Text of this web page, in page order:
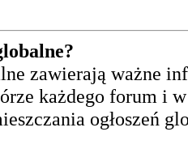
zawierają ważne
każdego forum i
ogłoszeń